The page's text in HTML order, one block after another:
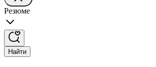
Резюме
Найти